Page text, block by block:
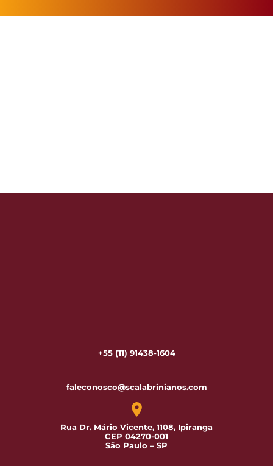
+55 (11) 91438-1604
faleconosco@scalabrinianos.com
Rua Dr. Mário Vicente, 1108, Ipiranga
CEP 04270-001
São Paulo – SP